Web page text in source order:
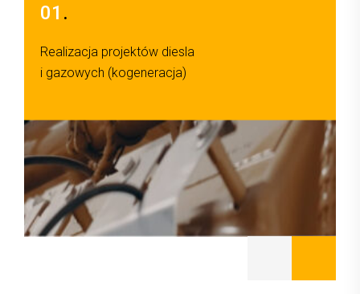
01 .
Realizacja projektów diesla
i gazowych (kogeneracja)